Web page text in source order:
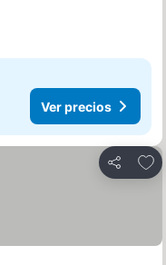
Ver precios
Compartir